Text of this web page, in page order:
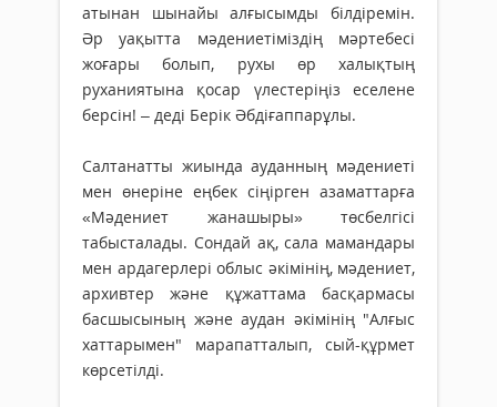
атынан шынайы алғысымды білдіремін.
Әр уақытта мәдениетіміздің мәртебесі
жоғары болып, рухы өр халықтың
руханиятына қосар үлестеріңіз еселене
берсін! – деді Берік Әбдіғаппарұлы.
Салтанатты жиында ауданның мәдениеті
мен өнеріне еңбек сіңірген азаматтарға
«Мәдениет жанашыры» төсбелгісі
табысталады. Сондай ақ, сала мамандары
мен ардагерлері облыс әкімінің, мәдениет,
архивтер және құжаттама басқармасы
басшысының және аудан әкімінің "Алғыс
хаттарымен" марапатталып, сый-құрмет
көрсетілді.